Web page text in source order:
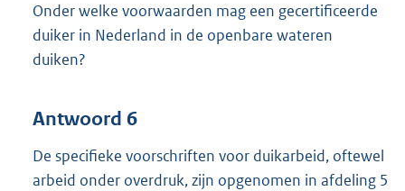
Onder welke voorwaarden mag een gecertificeerde
duiker in Nederland in de openbare wateren
duiken?
Antwoord 6
De specifieke voorschriften voor duikarbeid, oftewel
arbeid onder overdruk, zijn opgenomen in afdeling 5